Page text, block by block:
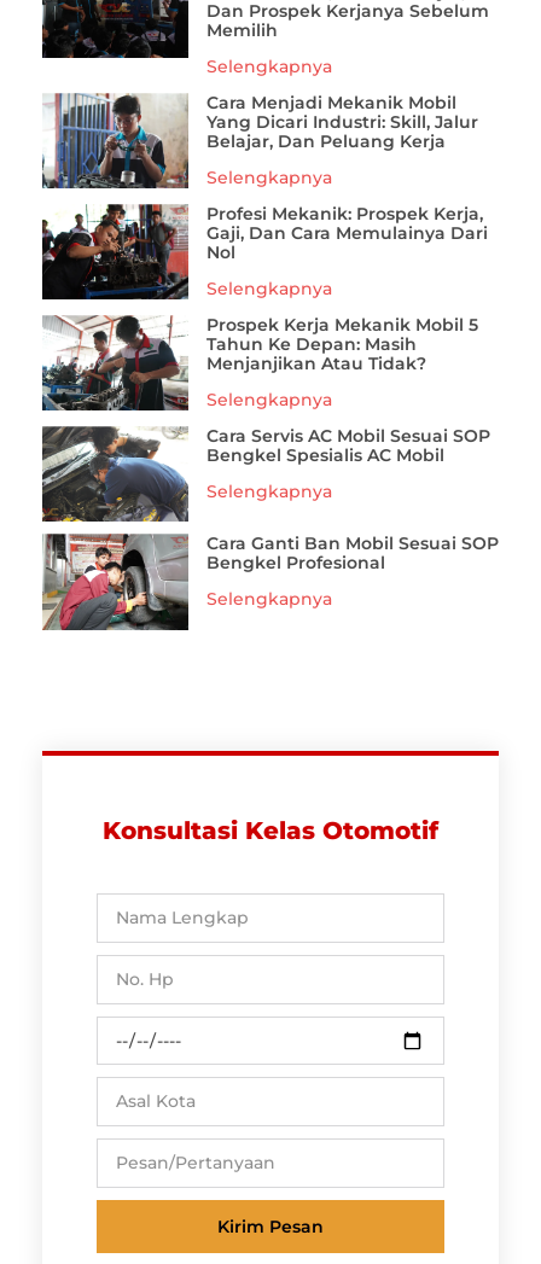
Dan Prospek Kerjanya Sebelum
Memilih
Selengkapnya
Cara Menjadi Mekanik Mobil
Yang Dicari Industri: Skill, Jalur
Belajar, Dan Peluang Kerja
Selengkapnya
Profesi Mekanik: Prospek Kerja,
Gaji, Dan Cara Memulainya Dari
Nol
Selengkapnya
Prospek Kerja Mekanik Mobil 5
Tahun Ke Depan: Masih
Menjanjikan Atau Tidak?
Selengkapnya
Cara Servis AC Mobil Sesuai SOP
Bengkel Spesialis AC Mobil
Selengkapnya
Cara Ganti Ban Mobil Sesuai SOP
Bengkel Profesional
Selengkapnya
Konsultasi Kelas Otomotif
Kirim Pesan